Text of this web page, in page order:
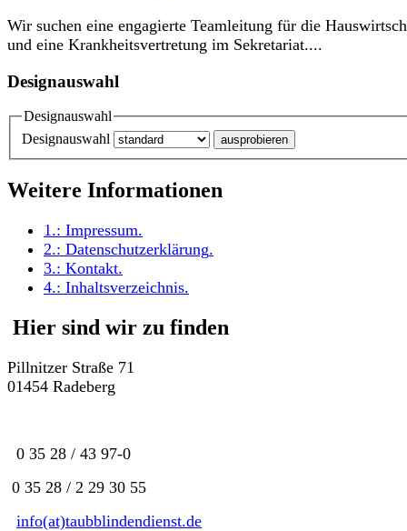
Wir suchen eine engagierte Teamleitung für die
und eine Krankheitsvertretung im Sekretariat....
Designauswahl
Designauswahl
Designauswahl
Weitere Informationen
1.: Impressum.
2.: Datenschutzerklärung.
3.: Kontakt.
4.: Inhaltsverzeichnis.
Hier sind wir zu finden
Pillnitzer Straße 71
01454 Radeberg
0 35 28 / 43 97-0
0 35 28 / 2 29 30 55
info(at)taubblindendienst.de